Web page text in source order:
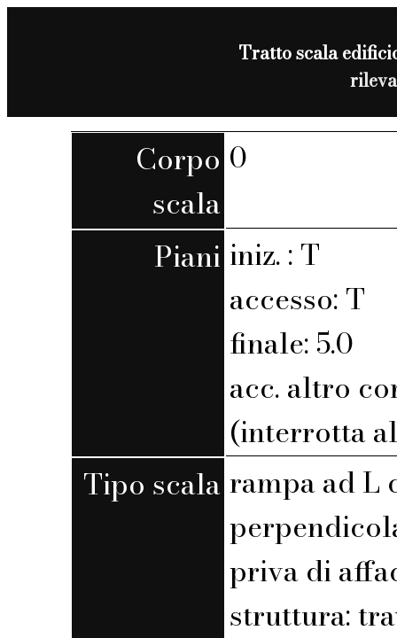
Tratto scala
Corpo
scala
0
Piani iniz. : T
accesso: T
finale: 5.0
acc. altro
(interrotta
Tipo scala rampa ad L
priva di
struttura: